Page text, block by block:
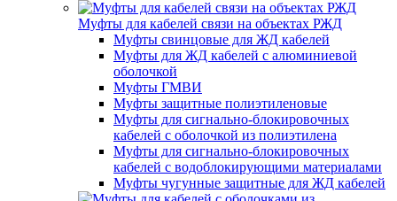
Муфты для кабелей связи на объектах РЖД
Муфты свинцовые для ЖД кабелей
Муфты для ЖД кабелей с алюминиевой
оболочкой
Муфты ГМВИ
Муфты защитные полиэтиленовые
Муфты для сигнально-блокировочных
кабелей с оболочкой из полиэтилена
Муфты для сигнально-блокировочных
кабелей с водоблокирующими материалами
Муфты чугунные защитные для ЖД кабелей